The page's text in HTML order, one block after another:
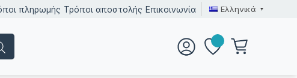
πληρωμής Τρόποι αποστολής Επικοινωνία Ελληνικά